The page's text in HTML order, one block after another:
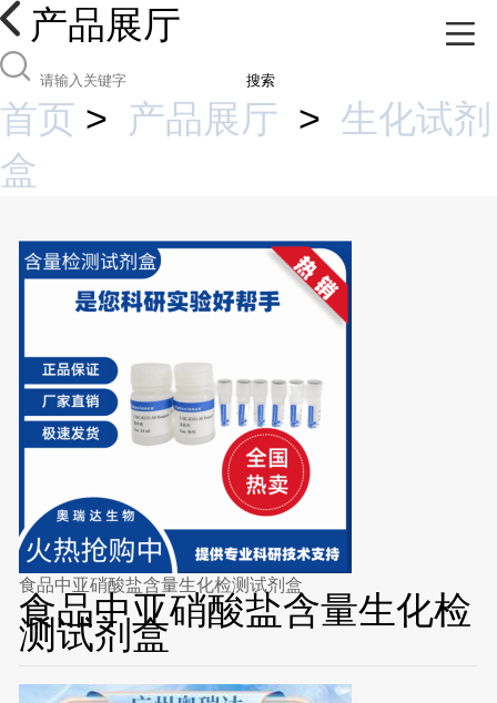
产品展厅
搜索
首页 > 产品展厅 > 生化试剂
盒
食品中亚硝酸盐含量生化检测试剂盒
食品中亚硝酸盐含量生化检
测试剂盒